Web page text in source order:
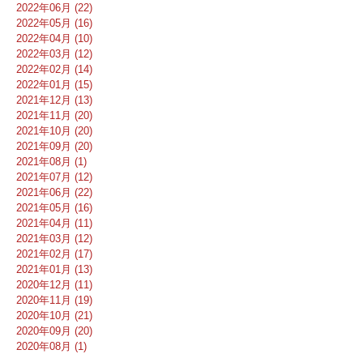
2022年06月 (22)
2022年05月 (16)
2022年04月 (10)
2022年03月 (12)
2022年02月 (14)
2022年01月 (15)
2021年12月 (13)
2021年11月 (20)
2021年10月 (20)
2021年09月 (20)
2021年08月 (1)
2021年07月 (12)
2021年06月 (22)
2021年05月 (16)
2021年04月 (11)
2021年03月 (12)
2021年02月 (17)
2021年01月 (13)
2020年12月 (11)
2020年11月 (19)
2020年10月 (21)
2020年09月 (20)
2020年08月 (1)